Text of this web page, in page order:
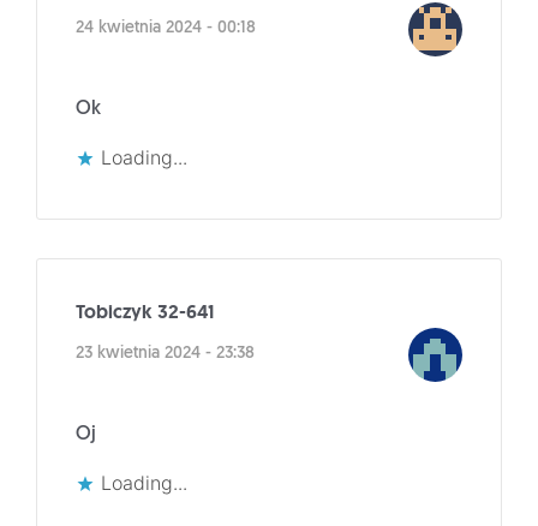
24 kwietnia 2024 - 00:18
Ok
Loading...
Tobiczyk 32-641
23 kwietnia 2024 - 23:38
Oj
Loading...